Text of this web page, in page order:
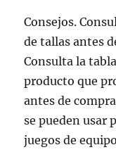
Consejos.
de tallas antes
Consulta la
producto que
antes de
se pueden usar
juegos de